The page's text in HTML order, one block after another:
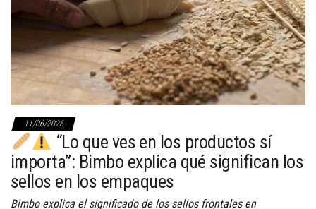
11/06/2026
“Lo que ves en los productos sí
importa”: Bimbo explica qué significan los
sellos en los empaques
Bimbo explica el significado de los sellos frontales en